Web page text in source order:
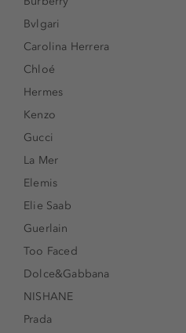
Bvlgari
Carolina Herrera
Chloé
Hermes
Kenzo
Gucci
La Mer
Elemis
Elie Saab
Guerlain
Too Faced
Dolce&Gabbana
NISHANE
Prada